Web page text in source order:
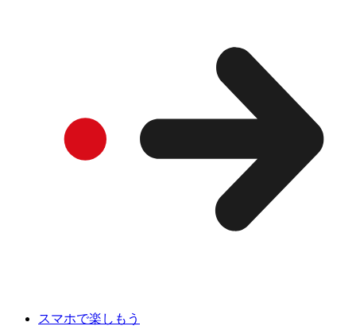
スマホで楽しもう